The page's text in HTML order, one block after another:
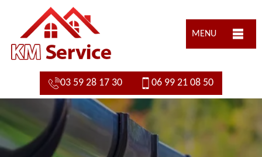
MENU
03 59 28 17 30 06 99 21 08 50